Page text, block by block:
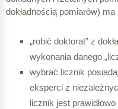
dokładnością pomiarów)
„robić doktorat” z
wykonania danego
wybrać licznik
eksperci z
licznik jest